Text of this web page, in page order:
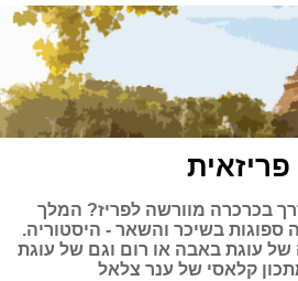
בכרכרה מוורשה לפריז? המלך
ספוגות בשיכר והשאר - היסטוריה.
של עוגת באבה או רום וגם של עוגת
קלאסי של ענר צלאל